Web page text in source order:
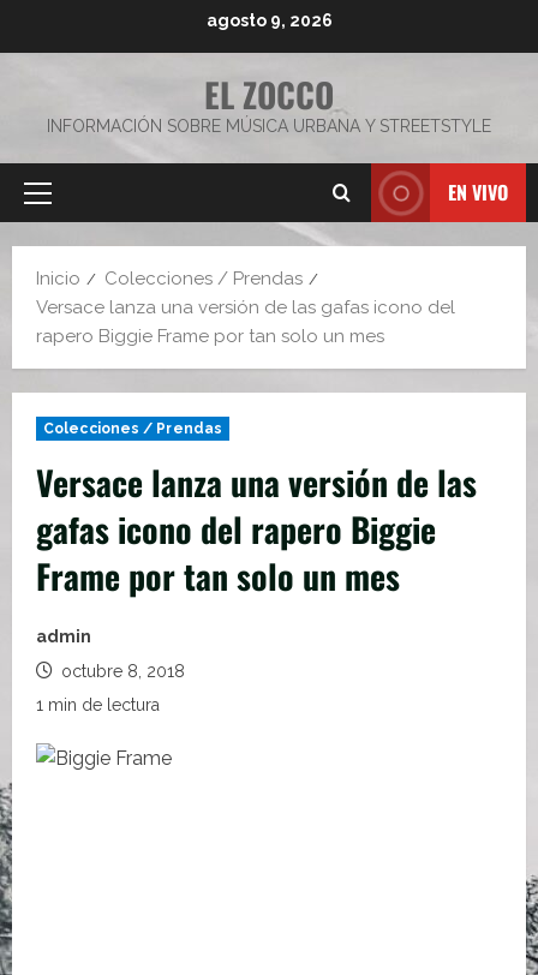
agosto 9, 2026
EL ZOCCO
INFORMACIÓN SOBRE MÚSICA URBANA Y STREETSTYLE
Menú
EN VIVO
Inicio
Colecciones / Prendas
Versace lanza una versión de las gafas icono del
rapero Biggie Frame por tan solo un mes
Colecciones / Prendas
Versace lanza una versión de las
gafas icono del rapero Biggie
Frame por tan solo un mes
admin
octubre 8, 2018
1 min de lectura